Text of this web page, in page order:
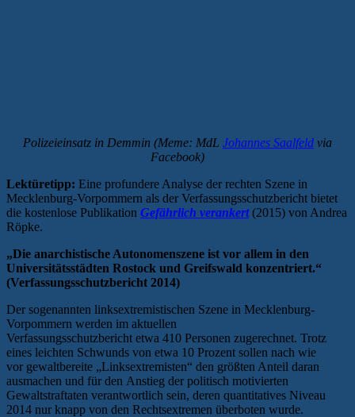
Polizeieinsatz in Demmin (Meme: MdL Johannes Saalfeld via
Facebook)
Lektüretipp: Eine profundere Analyse der rechten Szene in
Mecklenburg-Vorpommern als der Verfassungsschutzbericht bietet
die kostenlose Publikation Gefährlich verankert (2015) von Andrea
Röpke.
„Die anarchistische Autonomenszene ist vor allem in den
Universitätsstädten Rostock und Greifswald konzentriert.“
(Verfassungsschutzbericht 2014)
Der sogenannten linksextremistischen Szene in Mecklenburg-
Vorpommern werden im aktuellen
Verfassungsschutzbericht etwa 410 Personen zugerechnet. Trotz
eines leichten Schwunds von etwa 10 Prozent sollen nach wie
vor gewaltbereite „Linksextremisten“ den größten Anteil daran
ausmachen und für den Anstieg der politisch motivierten
Gewaltstraftaten verantwortlich sein, deren quantitatives Niveau
2014 nur knapp von den Rechtsextremen überboten wurde.